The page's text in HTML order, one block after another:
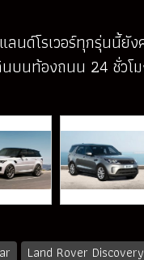
ลนด์โรเวอร์ทุกรุ่นนี้
บนท้องถนน 24 ชั่วโ
Land Rover Discovery